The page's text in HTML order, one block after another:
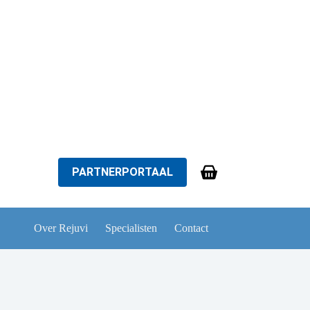
PARTNERPORTAAL Winkelwagen
Over Rejuvi Specialisten Contact